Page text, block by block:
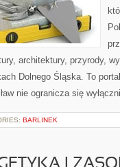
architektury, przyrody,
Dolnego Śląska. To
nie ogranicza się
BARLINEK